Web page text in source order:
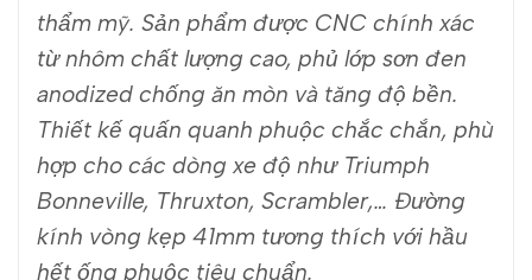
thẩm mỹ. Sản phẩm được CNC chính xác
từ nhôm chất lượng cao, phủ lớp sơn đen
anodized chống ăn mòn và tăng độ bền.
Thiết kế quấn quanh phuộc chắc chắn, phù
hợp cho các dòng xe độ như Triumph
Bonneville, Thruxton, Scrambler,… Đường
kính vòng kẹp 41mm tương thích với hầu
hết ống phuộc tiêu chuẩn.